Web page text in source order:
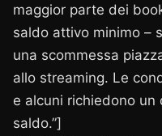
maggior parte dei
saldo attivo minimo –
una scommessa
allo streaming. Le
e alcuni richiedono
saldo.”]